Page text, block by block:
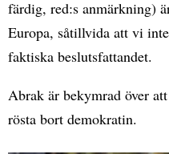
färdig, red:s anmärkning)
Europa, såtillvida att vi
faktiska beslutsfattandet.
Abrak är bekymrad över
rösta bort demokratin.